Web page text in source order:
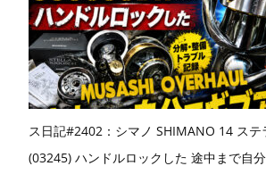
ス日記#2402：シマノ SHIMANO 14 ステ
(03245) ハンドルロックした 途中まで自